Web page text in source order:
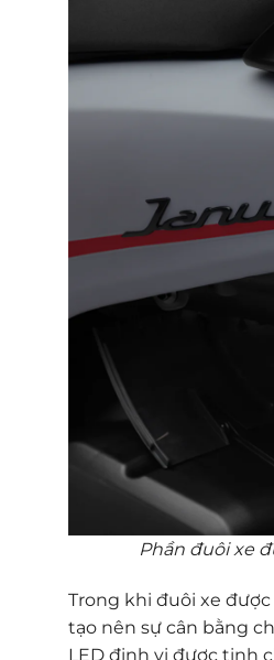
Phần đuôi xe
Trong khi đuôi xe
tạo nên sự cân bằng
LED định vị được tinh